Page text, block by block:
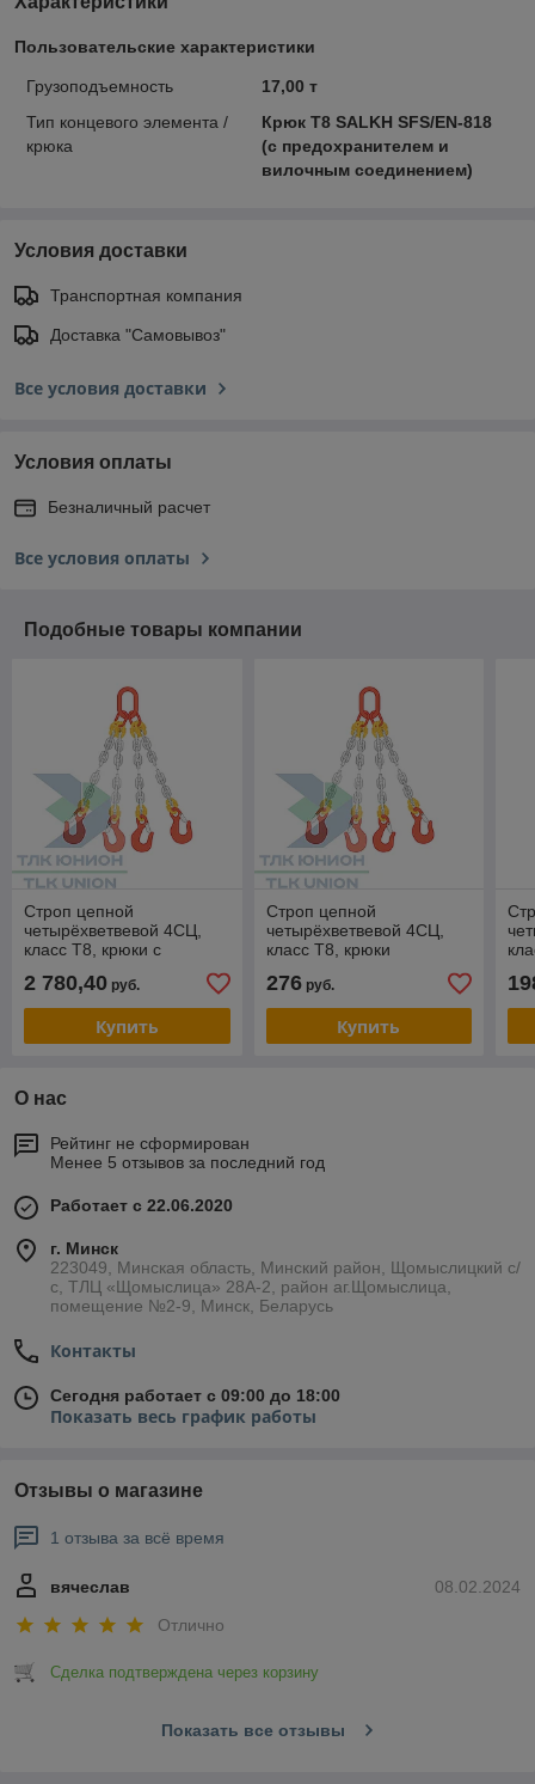
Пользовательские характеристики
Грузоподъемность
17,00 т
Тип концевого элемента /
крюка
Крюк Т8 SALKH SFS/EN-818
(с предохранителем и
вилочным соединением)
Условия доставки
Транспортная компания
Доставка "Самовывоз"
Все условия доставки
Условия оплаты
Безналичный расчет
Все условия оплаты
Подобные товары компании
Строп цепной
четырёхветвевой 4СЦ,
класс Т8, крюки с
крюки-укоротители
LYK13, 11,2т, 12м,
2 780,40 руб.
Купить
Строп цепной
четырёхветвевой 4СЦ,
класс Т8, крюки
самозащёлкивающиеся с
вилочным соединением
VAKH7, 3,15т, 1м,
276руб.
Купить
О нас
Рейтинг не сформирован
Менее 5 отзывов за последний год
Работает с 22.06.2020
г. Минск
223049, Минская область, Минский район, Щомыслицкий с/
с, ТЛЦ «Щомыслица» 28А-2, район аг.Щомыслица,
помещение №2-9, Минск, Беларусь
Контакты
Сегодня работает с 09:00 до 18:00
Показать весь график работы
Отзывы о магазине
1 отзыва за всё время
08.02.2024
вячеслав
Отлично
Сделка подтверждена через корзину
Показать все отзывы